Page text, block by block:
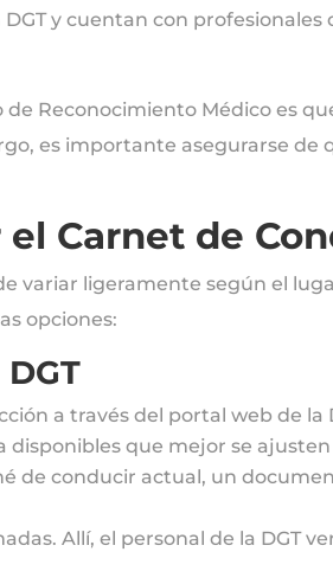
y cuentan con
Reconocimiento Médico es
es importante asegurarse
Carnet de
variar ligeramente según el
opciones:
a través del portal web de la
disponibles que mejor se
de conducir actual, un
Allí, el personal de la DGT